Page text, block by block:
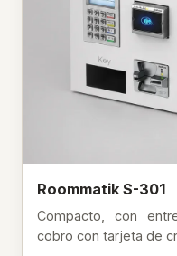
Roommatik S-301
Compacto, con
cobro con tarjeta de